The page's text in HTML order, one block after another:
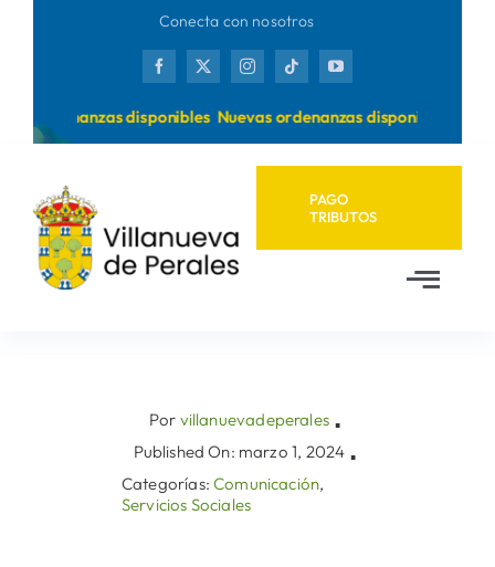
Conecta con nosotros
ordenanzas disponibles Nuevas ordenanzas disponibles
PAGO
TRIBUTOS
AyuntamientoPor villanuevadeperales ▪
Published On: marzo 1, 2024 ▪
Categorías:Comunicación,
Servicios Sociales